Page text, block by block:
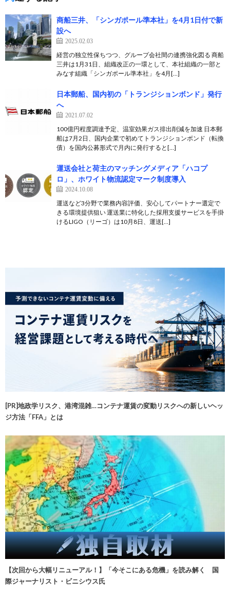
商船三井、「シンガポール準本社」を4月1日付で新
設へ
2025.02.03
経営の独立性保ちつつ、グループ会社間の連携強化図る 商船
三井は1月31日、組織改正の一環として、本社組織の一部と
みなす組織「シンガポール準本社」を4月[…]
日本郵船、国内初の「トランジションボンド」発行
へ
2021.07.02
100億円程度調達予定、温室効果ガス排出削減を加速 日本郵
船は7月2日、国内企業で初めてトランジションボンド（転換
債）を国内公募形式で月内に発行すると[…]
運送会社と荷主のマッチングメディア「ハコプ
ロ」、ホワイト物流認定マーク制度導入
2024.10.08
運送など3分野で業務内容評価、安心してパートナー選定で
きる環境提供狙い 運送業に特化した採用支援サービスを手掛
けるLIGO（リーゴ）は10月8日、運送[…]
[PR]地政学リスク、港湾混雑…コンテナ運賃の変動リスクへの新しいヘッ
ジ方法「FFA」とは
【次回から大幅リニューアル！】「今そこにある危機」を読み解く 国
際ジャーナリスト・ビニシウス氏